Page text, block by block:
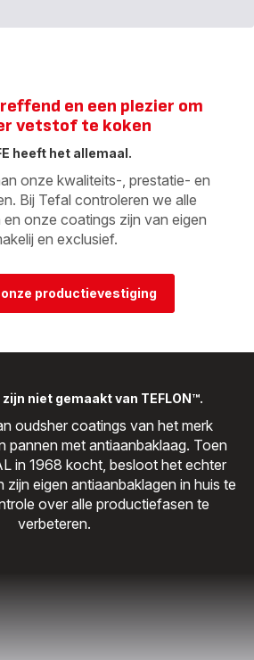
en een plezier om
vetstof te koken
heeft het allemaal.
onze kwaliteits-, prestatie- en
Bij Tefal controleren we alle
onze coatings zijn van eigen
en exclusief.
onze productievestiging
niet gemaakt van TEFLON™.
oudsher coatings van het merk
pannen met antiaanbaklaag. Toen
in 1968 kocht, besloot het echter
eigen antiaanbaklagen in huis te
over alle productiefasen te
verbeteren.